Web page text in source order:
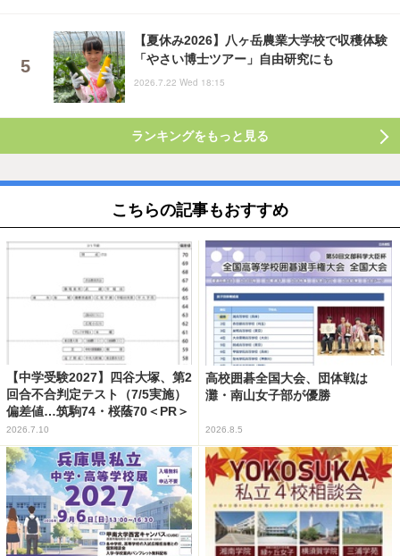
【夏休み2026】八ヶ岳農業大学校で収穫体験
「やさい博士ツアー」自由研究にも
2026.7.22 Wed 18:15
ランキングをもっと見る
こちらの記事もおすすめ
【中学受験2027】四谷大塚、第2
回合不合判定テスト（7/5実施）
偏差値…筑駒74・桜蔭70＜PR＞
2026.7.10
高校囲碁全国大会、団体戦は
灘・南山女子部が優勝
2026.8.5